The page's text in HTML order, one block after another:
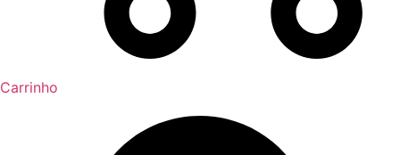
Carrinho